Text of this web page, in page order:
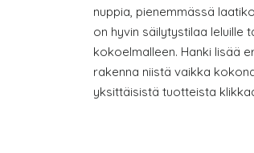
nuppia, pienemmässä
on hyvin säilytystilaa leluille
kokoelmalleen. Hanki lisää
rakenna niistä vaikka
yksittäisistä tuotteista